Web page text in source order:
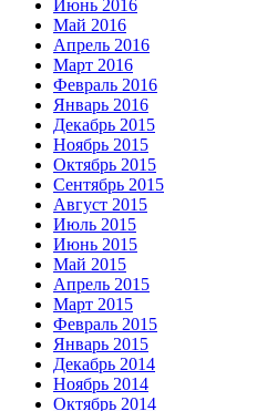
Июнь 2016
Май 2016
Апрель 2016
Март 2016
Февраль 2016
Январь 2016
Декабрь 2015
Ноябрь 2015
Октябрь 2015
Сентябрь 2015
Август 2015
Июль 2015
Июнь 2015
Май 2015
Апрель 2015
Март 2015
Февраль 2015
Январь 2015
Декабрь 2014
Ноябрь 2014
Октябрь 2014